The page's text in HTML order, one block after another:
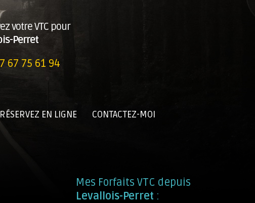
votre VTC pour
Perret
67 75 61 94
RÉSERVEZ EN LIGNE CONTACTEZ-MOI
Mes Forfaits VTC depuis
Levallois-Perret :